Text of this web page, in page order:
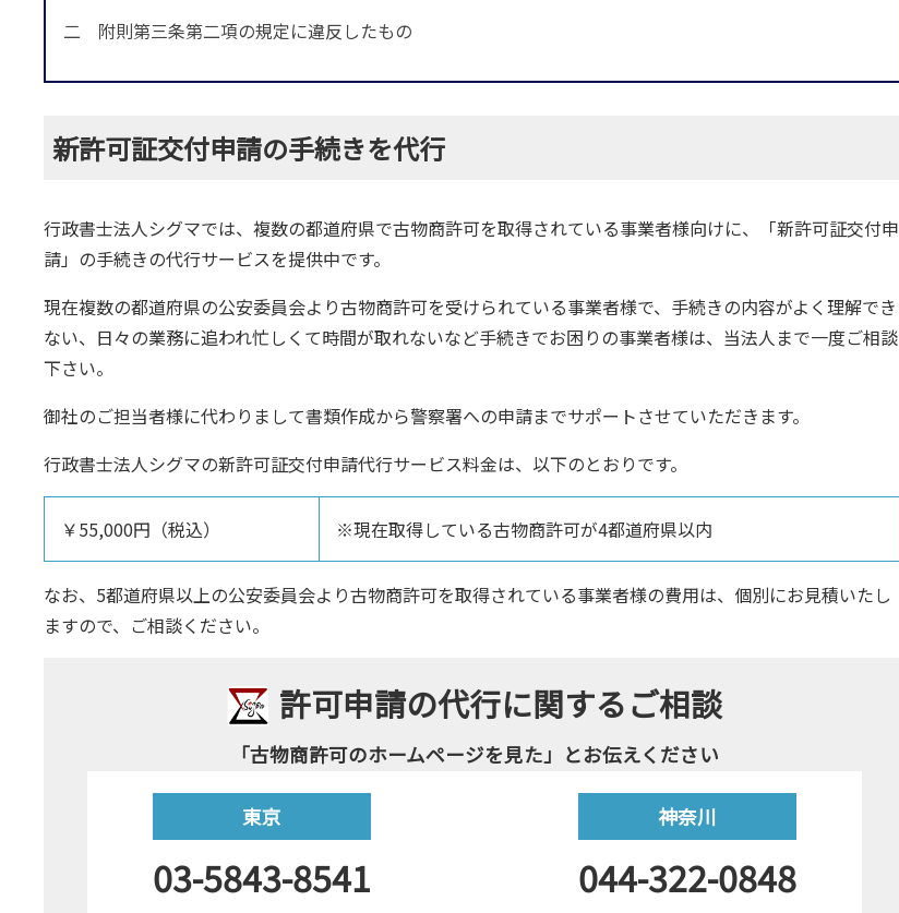
二 附則第三条第二項の規定に違反したもの
新許可証交付申請の手続きを代行
行政書士法人シグマでは、複数の都道府県で古物商許可を取得されている事業者様向けに、「新許可証交付申
請」の手続きの代行サービスを提供中です。
現在複数の都道府県の公安委員会より古物商許可を受けられている事業者様で、手続きの内容がよく理解でき
ない、日々の業務に追われ忙しくて時間が取れないなど手続きでお困りの事業者様は、当法人まで一度ご相談
下さい。
御社のご担当者様に代わりまして書類作成から警察署への申請までサポートさせていただきます。
行政書士法人シグマの新許可証交付申請代行サービス料金は、以下のとおりです。
￥55,000円（税込） ※現在取得している古物商許可が4都道府県以内
なお、5都道府県以上の公安委員会より古物商許可を取得されている事業者様の費用は、個別にお見積いたし
ますので、ご相談ください。
許可申請の代行に関するご相談
「古物商許可のホームページを見た」とお伝えください
東京
03-5843-8541
神奈川
044-322-0848